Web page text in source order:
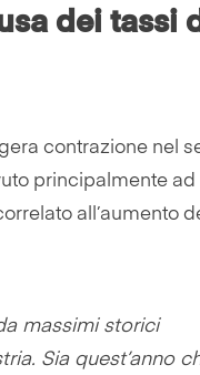
dei tassi
contrazione nel
principalmente ad
all’aumento
massimi storici
Sia quest’anno